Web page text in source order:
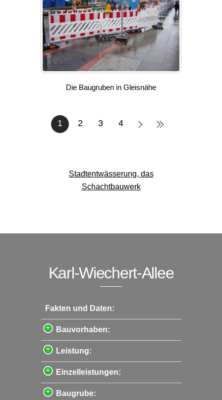
Die Baugruben in Gleisnähe
1 2 3 4
Stadtentwässerung, das
Schachtbauwerk
Karl-Wiechert-Allee
Fakten und Daten:
Bauvorhaben:
Leistung:
Einzelleistungen:
Baugrube: